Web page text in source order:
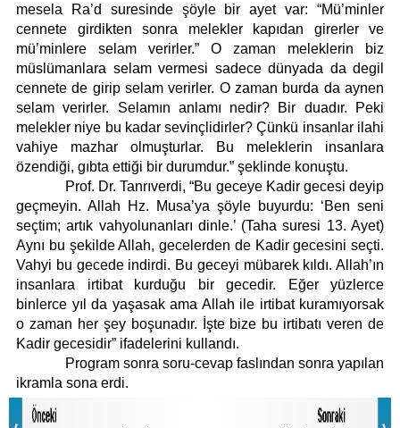
mesela Ra’d suresinde şöyle bir ayet var: “Mü’minler
cennete girdikten sonra melekler kapıdan girerler ve
mü’minlere selam verirler.” O zaman meleklerin biz
müslümanlara selam vermesi sadece dünyada da degil
cennete de girip selam verirler. O zaman burda da aynen
selam verirler. Selamın anlamı nedir? Bir duadır. Peki
melekler niye bu kadar sevinçlidirler? Çünkü insanlar ilahi
vahiye mazhar olmuşturlar. Bu meleklerin insanlara
özendiği, gıbta ettiği bir durumdur.” şeklinde konuştu.
Prof. Dr. Tanrıverdi, “Bu geceye Kadir gecesi deyip
geçmeyin. Allah Hz. Musa’ya şöyle buyurdu: ‘Ben seni
seçtim; artık vahyolunanları dinle.’ (Taha suresi 13. Ayet)
Aynı bu şekilde Allah, gecelerden de Kadir gecesini seçti.
Vahyi bu gecede indirdi. Bu geceyi mübarek kıldı. Allah’ın
insanlara irtibat kurduğu bir gecedir. Eğer yüzlerce
binlerce yıl da yaşasak ama Allah ile irtibat kuramıyorsak
o zaman her şey boşunadır. İşte bize bu irtibatı veren de
Kadir gecesidir” ifadelerini kullandı.
Program sonra soru-cevap faslından sonra yapılan
ikramla sona erdi.